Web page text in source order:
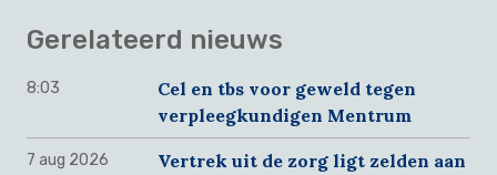
Gerelateerd nieuws
8:03
Cel en tbs voor geweld tegen
verpleegkundigen Mentrum
7 aug 2026
Vertrek uit de zorg ligt zelden aan